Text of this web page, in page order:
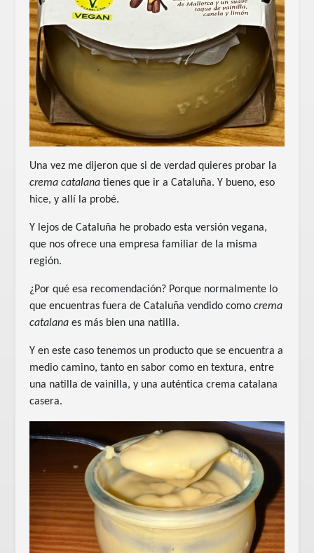
Una vez me dijeron que si de verdad quieres probar la
crema catalana tienes que ir a Cataluña. Y bueno, eso
hice, y allí la probé.
Y lejos de Cataluña he probado esta versión vegana,
que nos ofrece una empresa familiar de la misma
región.
¿Por qué esa recomendación? Porque normalmente lo
que encuentras fuera de Cataluña vendido comocrema
catalana es más bien una natilla.
Y en este caso tenemos un producto que se encuentra a
medio camino, tanto en sabor como en textura, entre
una natilla de vainilla, y una auténtica crema catalana
casera.